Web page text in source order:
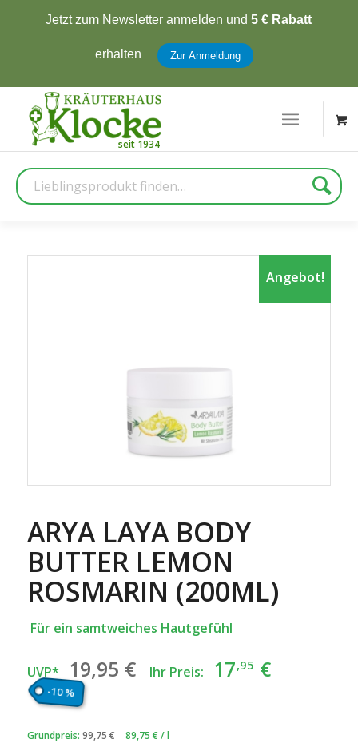
Jetzt zum Newsletter anmelden und5 € Rabatt
erhalten Zur Anmeldung
Suche
Angebot!
ARYA LAYA BODY
BUTTER LEMON
ROSMARIN (200ML)
Für ein samtweiches Hautgefühl
UVP* 19,95 € Ursprünglicher
Preis
19
Ihr Preis: 17,95 €
-10 %
Grundpreis: 99,75 € 89,75 € /l